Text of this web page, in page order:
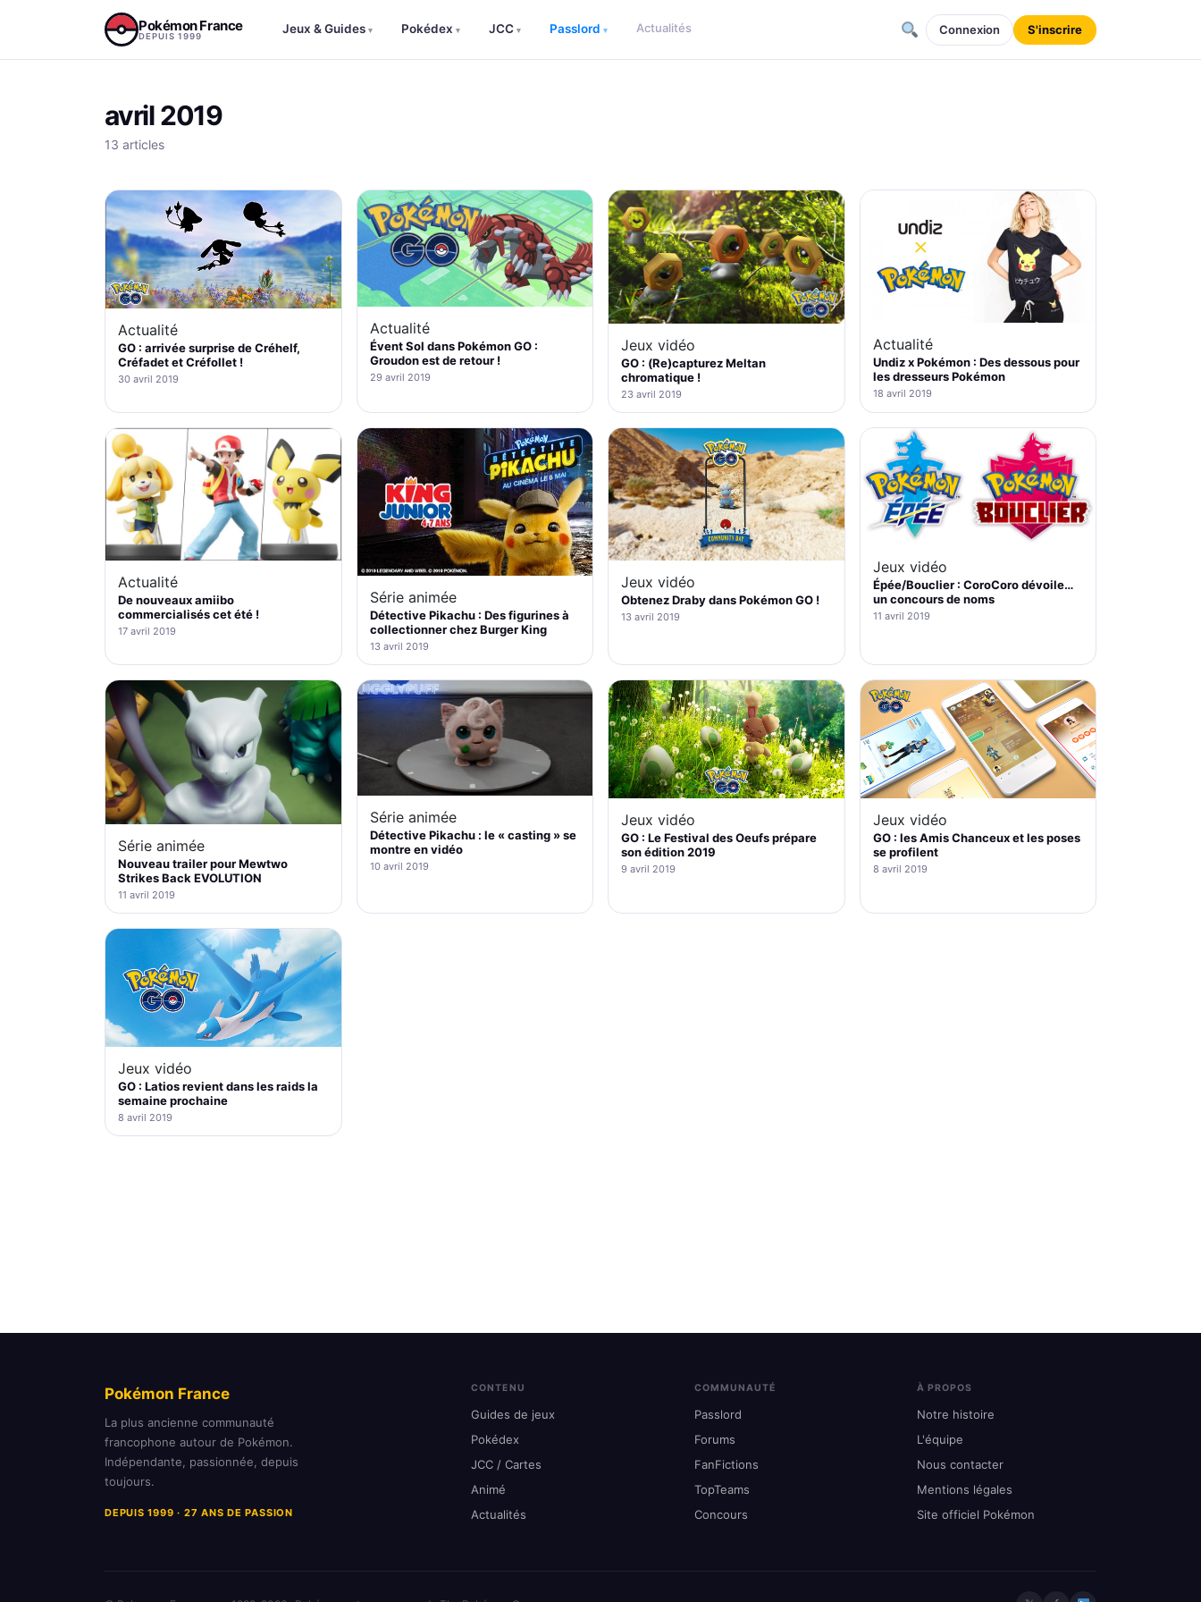
Pokémon France
DEPUIS 1999
Jeux & Guides ▾ Pokédex ▾ JCC ▾ Passlord ▾ Actualités Connexion S'inscrire
avril 2019
13 articles
Actualité
GO : arrivée surprise de Créhelf,
Créfadet et Créfollet !
30 avril 2019
Actualité
Évent Sol dans Pokémon GO :
Groudon est de retour !
29 avril 2019
Jeux vidéo
GO : (Re)capturez Meltan
chromatique !
23 avril 2019
Actualité
Undiz x Pokémon : Des dessous pour
les dresseurs Pokémon
18 avril 2019
Actualité
De nouveaux amiibo
commercialisés cet été !
17 avril 2019
Série animée
Détective Pikachu : Des figurines à
collectionner chez Burger King
13 avril 2019
Jeux vidéo
Obtenez Draby dans Pokémon GO !
13 avril 2019
Jeux vidéo
Épée/Bouclier : CoroCoro dévoile…
un concours de noms
11 avril 2019
Série animée
Nouveau trailer pour Mewtwo
Strikes Back EVOLUTION
11 avril 2019
Série animée
Détective Pikachu : le « casting » se
montre en vidéo
10 avril 2019
Jeux vidéo
GO : Le Festival des Oeufs prépare
son édition 2019
9 avril 2019
Jeux vidéo
GO : les Amis Chanceux et les poses
se profilent
8 avril 2019
Jeux vidéo
GO : Latios revient dans les raids la
semaine prochaine
8 avril 2019
Pokémon France
La plus ancienne communauté
francophone autour de Pokémon.
Indépendante, passionnée, depuis
toujours.
DEPUIS 1999 · 27 ANS DE PASSION
CONTENU
Guides de jeux
Pokédex
JCC / Cartes
Animé
Actualités
COMMUNAUTÉ
Passlord
Forums
FanFictions
TopTeams
Concours
À PROPOS
Notre histoire
L'équipe
Nous contacter
Mentions légales
Site officiel Pokémon